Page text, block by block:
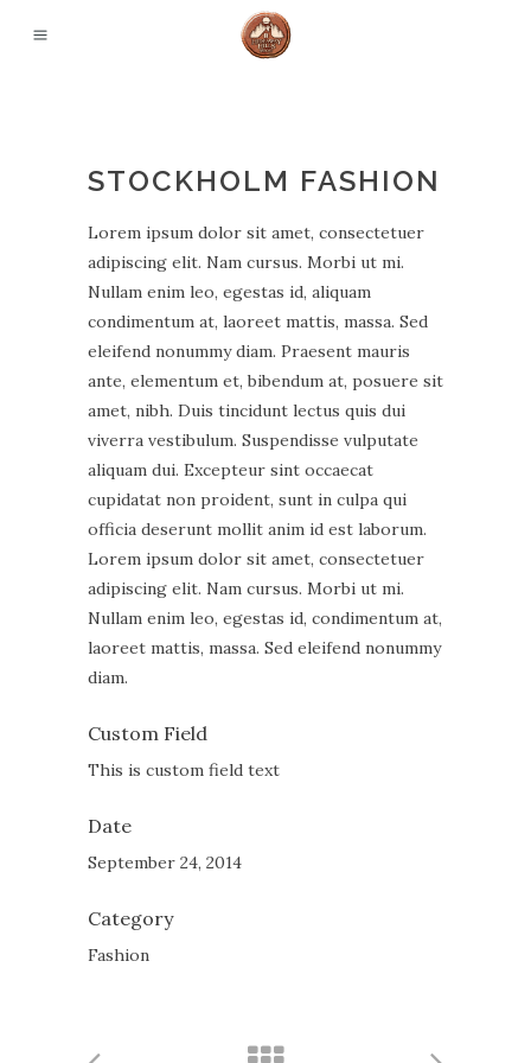
STOCKHOLM FASHION
Lorem ipsum dolor sit amet, consectetuer
adipiscing elit. Nam cursus. Morbi ut mi.
Nullam enim leo, egestas id, aliquam
condimentum at, laoreet mattis, massa. Sed
eleifend nonummy diam. Praesent mauris
ante, elementum et, bibendum at, posuere sit
amet, nibh. Duis tincidunt lectus quis dui
viverra vestibulum. Suspendisse vulputate
aliquam dui. Excepteur sint occaecat
cupidatat non proident, sunt in culpa qui
officia deserunt mollit anim id est laborum.
Lorem ipsum dolor sit amet, consectetuer
adipiscing elit. Nam cursus. Morbi ut mi.
Nullam enim leo, egestas id, condimentum at,
laoreet mattis, massa. Sed eleifend nonummy
diam.
Custom Field
This is custom field text
Date
September 24, 2014
Category
Fashion